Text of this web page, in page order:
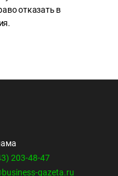
отказать в
203-48-47
gazeta.ru